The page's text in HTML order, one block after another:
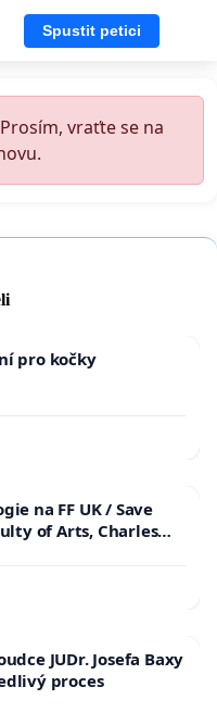
Spustit petici
vraťte se na
pro kočky
na FF UK / Save
of Arts, Charles
JUDr. Josefa Baxy
proces